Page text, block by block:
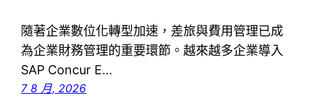
隨著企業數位化轉型加速，差旅與費用管理已成
為企業財務管理的重要環節。越來越多企業導入
SAP Concur E…
7 8 月, 2026